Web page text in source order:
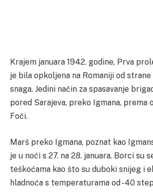
Krajem januara 1942. godine, Prva
je bila opkoljena na Romaniji od
snaga. Jedini način za spasavanje
pored Sarajeva, preko Igmana, prema
Foči.
Marš preko Igmana, poznat kao
je u noći s 27. na 28. januara. Borci su
teškoćama kao što su duboki snijeg i
hladnoća s temperaturama od -40